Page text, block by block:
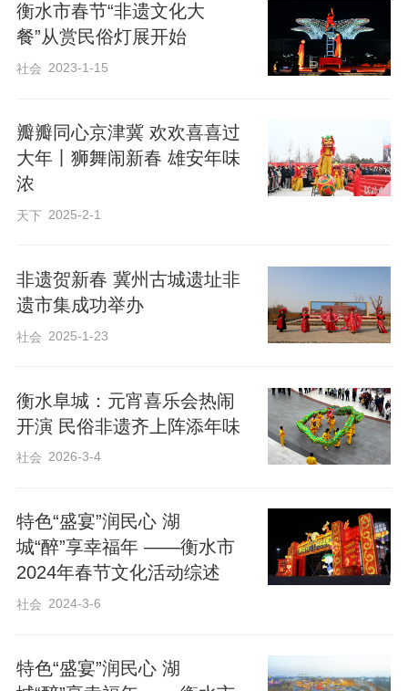
然，各展区各点位的鼓乐展演铿锵有力、
节奏明快，为假日景区增添了一份别样的
生机与活力。
不同于以往的“台上演、台下看”，这次展演
打破了舞台的界限。在市群艺馆讲解员的
引领下，游客们游走在各县市区展园，沉
鼓串烧》等地域特色浓郁的鼓乐展演节
目。
衡水市春节“非遗文化大
餐”从赏民俗灯展开始
社会 2023-1-15
瓣瓣同心京津冀 欢欢喜喜过
大年丨狮舞闹新春 雄安年味
浓
天下 2025-2-1
非遗贺新春 冀州古城遗址非
遗市集成功举办
社会 2025-1-23
衡水阜城：元宵喜乐会热闹
开演 民俗非遗齐上阵添年味
社会 2026-3-4
特色“盛宴”润民心 湖
城“醉”享幸福年 ——衡水市
2024年春节文化活动综述
社会 2024-3-6
特色“盛宴”润民心 湖